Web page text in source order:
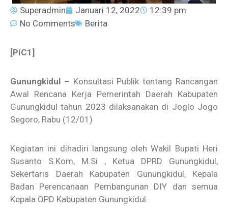
Superadmin Januari 12, 2022
12:39 pm
No Comments
Berita
[PIC1]
Gunungkidul – Konsultasi Publik tentang Rancangan
Awal Rencana Kerja Pemerintah Daerah Kabupaten
Gunungkidul tahun 2023 dilaksanakan di Joglo Jogo
Segoro, Rabu (12/01)
Kegiatan ini dihadiri langsung oleh Wakil Bupati Heri
Susanto S.Kom, M.Si , Ketua DPRD Gunungkidul,
Sekertaris Daerah Kabupaten Gunungkidul, Kepala
Badan Perencanaan Pembangunan DIY dan semua
Kepala OPD Kabupaten Gunungkidul.